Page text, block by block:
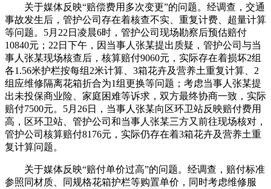
关于媒体反映“赔偿费用多次变更”的问题。经调查，交通
事故发生后，管护公司存在着核查不实、重复计费、超量计算
等问题。5月22日凌晨6时，管护公司现场勘察后预估赔付
10840元；22日下午，因当事人张某提出质疑，管护公司与当
事人张某现场核查后，核算赔付9060元，实际存在着损坏2组
各1.56米护栏按每组2米计算、3箱花卉及营养土重复计算、2
组应维修隔离花箱折合为1组更换等问题；考虑当事人张某提
出未投保商业险、家庭困难等诉求，双方最终协商一致，实际
赔付7500元。5月26日，当事人张某向区环卫站反映赔付费用
高，区环卫站、管护公司和当事人张某三方又前往现场核对，
管护公司核算赔付8176元，实际仍存在着3箱花卉及营养土重
复计算问题。
关于媒体反映“赔付单价过高”的问题。经调查，赔付标准
参照同材质、同规格花箱护栏等购置单价，同时考虑维修服